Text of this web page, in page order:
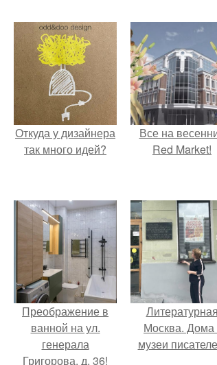
Откуда у дизайнера
так много идей?
Все на
Red Market!
Преображение в
ванной на ул.
генерала
Григорова, д. 36!
Литературная
Москва. Дома
музеи